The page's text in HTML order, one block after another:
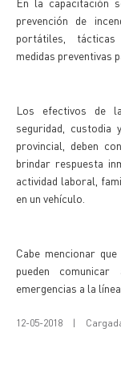
prevención de
portátiles, tácticas
medidas preventivas
Los efectivos de
seguridad,
provincial, deben
brindar respuesta
actividad laboral,
en un vehículo.
Cabe mencionar
pueden
emergencias a la
12-05-2018 |